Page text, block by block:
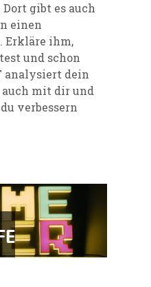
gibt es auch
einen
Erkläre ihm,
und schon
analysiert dein
mit dir und
verbessern